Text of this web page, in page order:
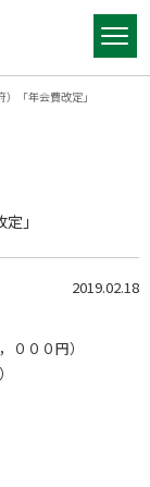
「年会費改定」
」
2019.02.18
００円）